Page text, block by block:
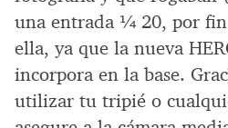
una entrada ¼ 20, por
ella, ya que la nueva
incorpora en la base.
utilizar tu tripié o